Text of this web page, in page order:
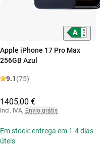
Apple iPhone 17 Pro Max
256GB Azul
9.1(75)
1405,00 €
Incl. IVA, Envio grátis
Em stock: entrega em 1-4 dias
úteis